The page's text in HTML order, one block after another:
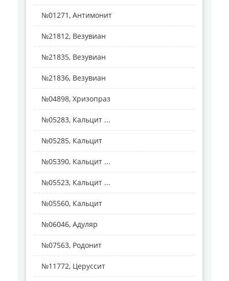
№01271, Антимонит
№21812, Везувиан
№21835, Везувиан
№21836, Везувиан
№04898, Хризопраз
№05283, Кальцит ...
№05285, Кальцит
№05390, Кальцит ...
№05523, Кальцит ...
№05560, Кальцит
№06046, Адуляр
№07563, Родонит
№11772, Церуссит